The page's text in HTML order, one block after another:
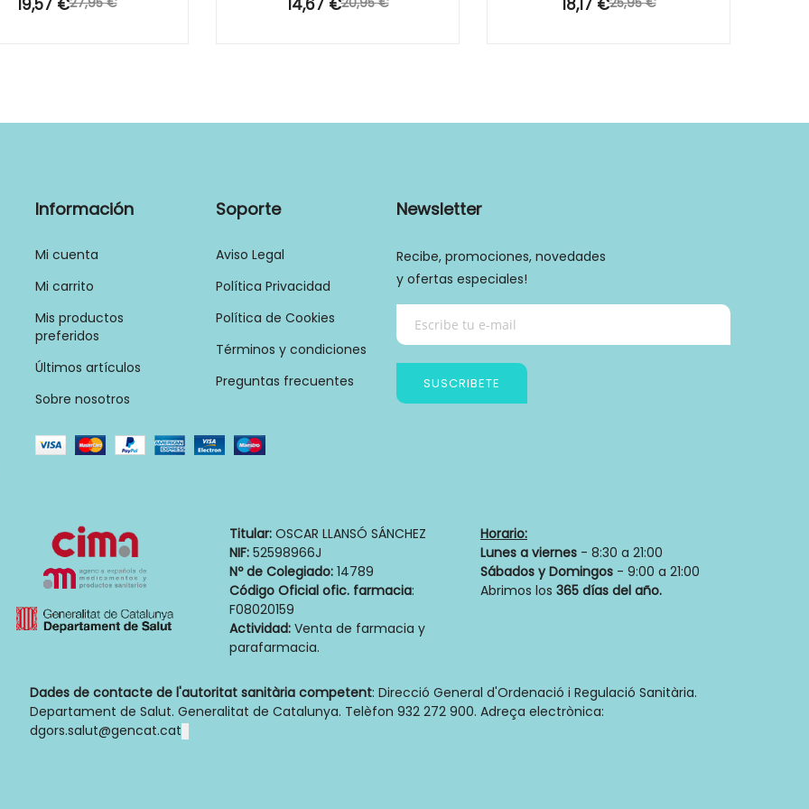
19,57 € 14,67 € 18,17 €
Información
Mi cuenta
Mi carrito
Mis productos
preferidos
Últimos artículos
Sobre nosotros
Soporte
Aviso Legal
Política Privacidad
Política de Cookies
Términos y condiciones
Preguntas frecuentes
Newsletter
Recibe, promociones, novedades
y ofertas especiales!
SUSCRIBETE
Política de privacidad
Titular: OSCAR LLANSÓ SÁNCHEZ
NIF: 52598966J
Nº de Colegiado: 14789
Código Oficial ofic. farmacia:
F08020159
Actividad: Venta de farmacia y
parafarmacia.
Horario:
Lunes a viernes - 8:30 a 21:00
Sábados y Domingos - 9:00 a 21:00
Abrimos los 365 días del año.
Dades de contacte de l'autoritat sanitària competent: Direcció General d'Ordenació i Regulació Sanitària.
Departament de Salut. Generalitat de Catalunya. Telèfon 932 272 900. Adreça electrònica:
dgors.salut@gencat.cat